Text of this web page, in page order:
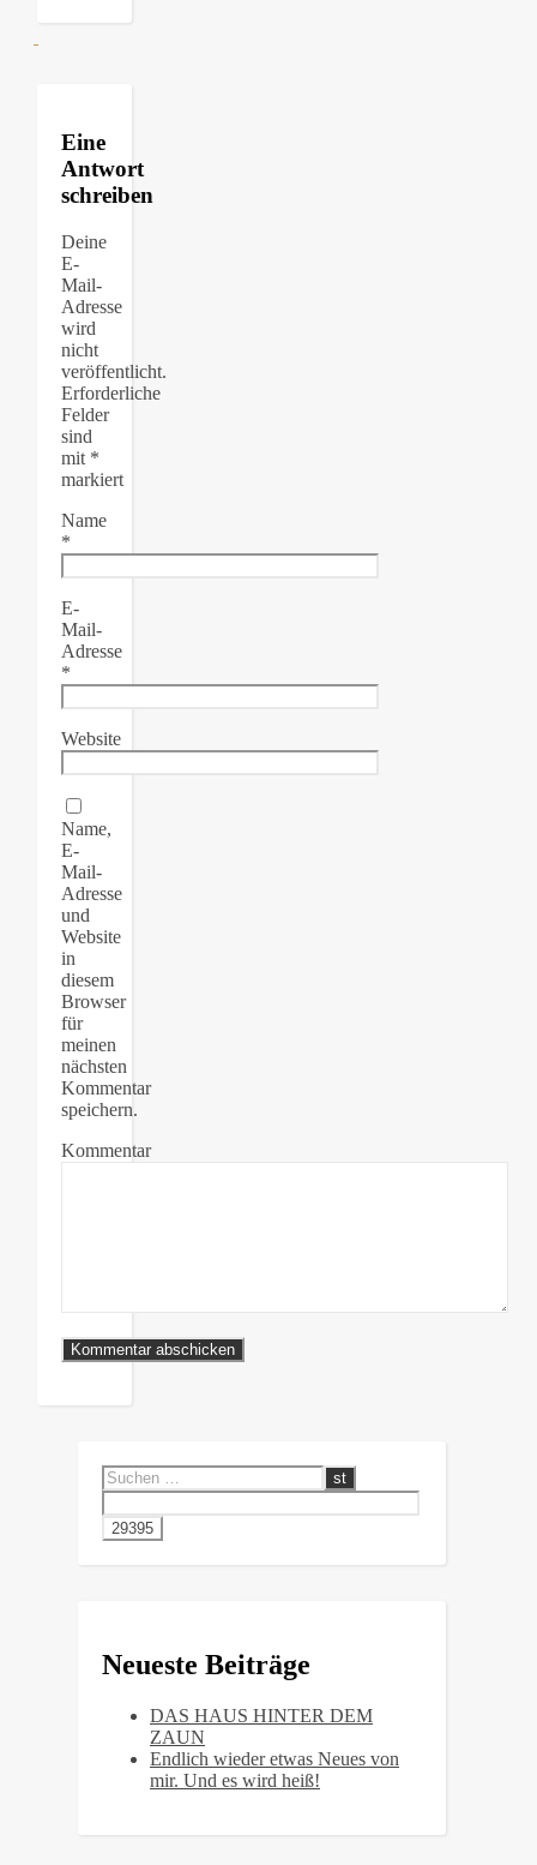
Eine
Antwort
schreiben
Deine
E-
Mail-
Adresse
wird
nicht
veröffentlicht.
Erforderliche
Felder
sind
mit *
markiert
Name
*
E-
Mail-
Adresse
*
Website
Name,
E-
Mail-
Adresse
und
Website
in
diesem
Browser
für
meinen
nächsten
Kommentar
speichern.
Kommentar
Neueste Beiträge
DAS HAUS HINTER DEM
ZAUN
Endlich wieder etwas Neues von
mir. Und es wird heiß!